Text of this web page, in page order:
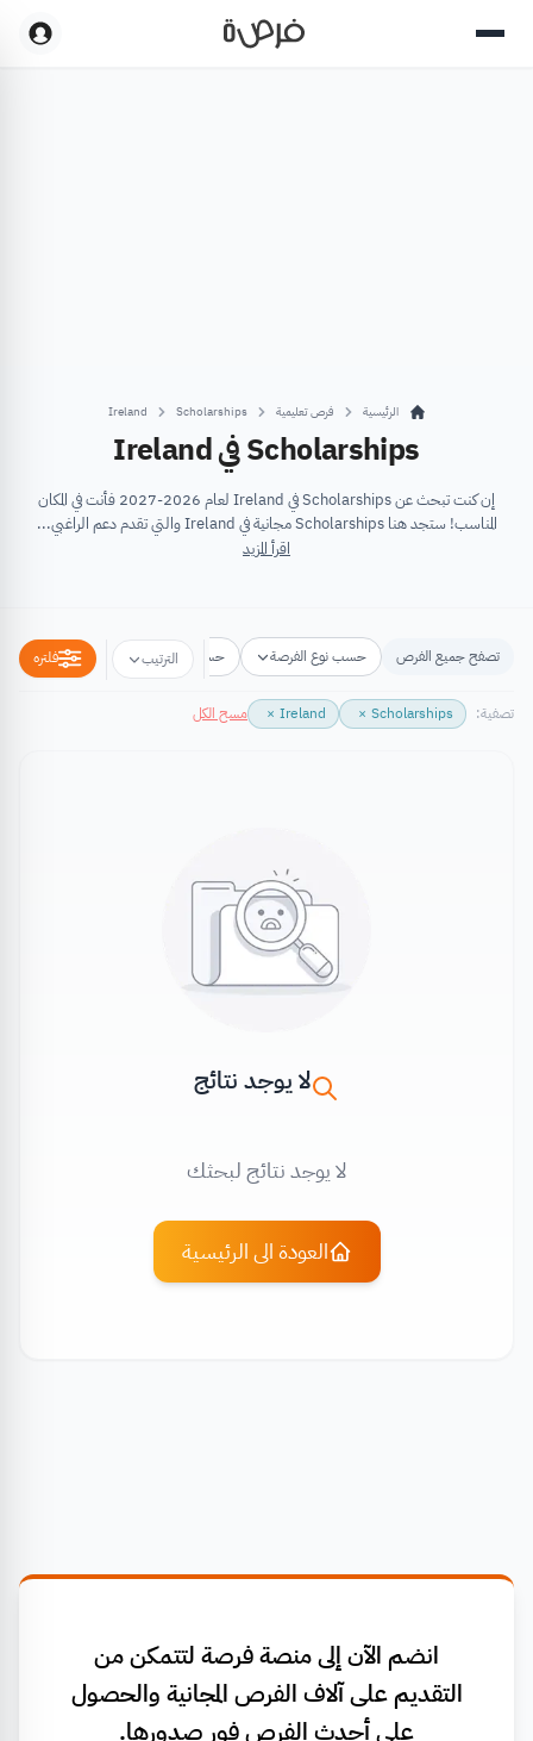
الرئيسية فرص تعليمية Scholarships
Ireland
Scholarships في Ireland
إن كنت تبحث عن Scholarships في Ireland لعام 2026-2027 فأنت في المكان
المناسب! ستجد هنا Scholarships مجانية في Ireland والتي تقدم دعم الراغبي...
اقرأ المزيد
تصفح جميع الفرص حسب نوع الفرصة حسب مكان الفرصة حسب الترتيب فلتره
تصفية: Scholarships
×
Ireland
× مسح الكل
لا يوجد نتائج
لا يوجد نتائج لبحثك
العودة الى الرئيسية
انضم الآن إلى منصة فرصة لتتمكن من
التقديم على آلاف الفرص المجانية والحصول
على أحدث الفرص فور صدورها.